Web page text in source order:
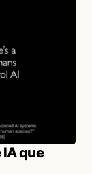
IA que